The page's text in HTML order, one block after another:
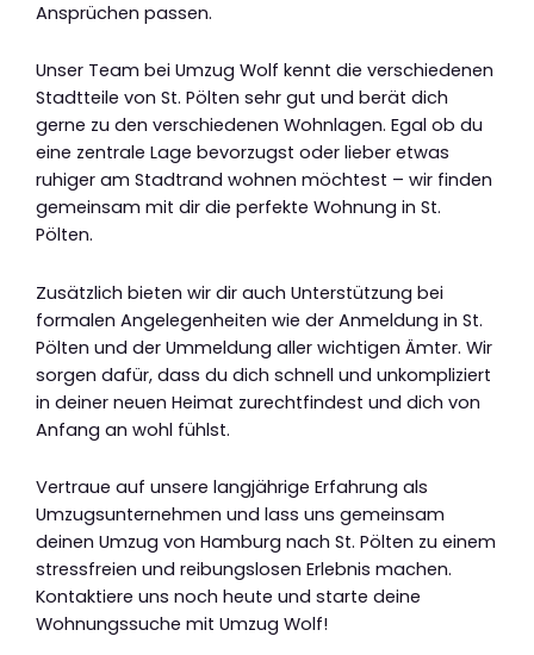
Ansprüchen passen.
Unser Team bei Umzug Wolf kennt die verschiedenen
Stadtteile von St. Pölten sehr gut und berät dich
gerne zu den verschiedenen Wohnlagen. Egal ob du
eine zentrale Lage bevorzugst oder lieber etwas
ruhiger am Stadtrand wohnen möchtest – wir finden
gemeinsam mit dir die perfekte Wohnung in St.
Pölten.
Zusätzlich bieten wir dir auch Unterstützung bei
formalen Angelegenheiten wie der Anmeldung in St.
Pölten und der Ummeldung aller wichtigen Ämter. Wir
sorgen dafür, dass du dich schnell und unkompliziert
in deiner neuen Heimat zurechtfindest und dich von
Anfang an wohl fühlst.
Vertraue auf unsere langjährige Erfahrung als
Umzugsunternehmen und lass uns gemeinsam
deinen Umzug von Hamburg nach St. Pölten zu einem
stressfreien und reibungslosen Erlebnis machen.
Kontaktiere uns noch heute und starte deine
Wohnungssuche mit Umzug Wolf!